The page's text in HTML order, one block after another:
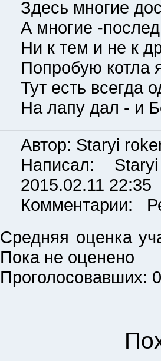
Здесь многие
А многие -
Ни к тем и не к
Попробую котла
Тут есть всегда
На лапу дал - и
Автор: Staryi
Написал:
2015.02.11 22:35
Комментарии:
Средняя оценка
Пока не оценено
Проголосовавших: 0